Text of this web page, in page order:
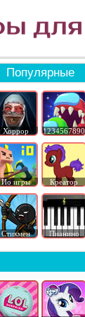
Популярные
Хоррор 1234567890
Ио игры Креатор
Стикмен Пианино